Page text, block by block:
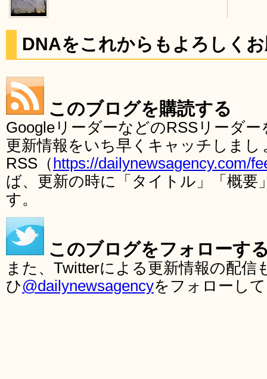
DNAをこれからもよろしく
このブログを購読する
GoogleリーダーなどのRSSリーダ
更新情報をいち早くキャッチしま
RSS（ https://dailynewsagency.com/
ば、更新の時に「タイトル」「概要
す。
このブログをフォローす
また、Twitterによる更新情報の配
ひ@dailynewsagencyをフォローし